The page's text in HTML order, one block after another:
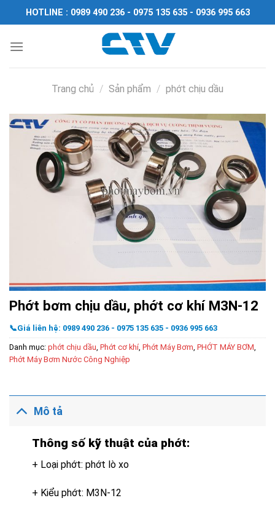
Chuyển
đến
dung
HOTLINE : 0989 490 236 - 0975 135 635 - 0936 995 663
Trang chủ / Sản phẩm / phớt chịu dầu
Phớt bơm chịu dầu, phớt cơ khí M3N-12
📞Giá liên hệ: 0989 490 236 - 0975 135 635 - 0936 995 663
Danh mục: phớt chịu dầu, Phớt cơ khí, Phớt Máy Bơm, PHỚT MÁY BƠM,
Phớt Máy Bơm Nước Công Nghiệp
Mô tả
Thông số kỹ thuật của phớt:
+ Loại phớt: phớt lò xo
+ Kiểu phớt: M3N-12